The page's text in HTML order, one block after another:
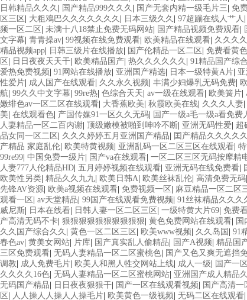
日韩精品久久久 | 国产精品999久久久 | 国产无套内精一级毛片三| 免
区三区| 大粗鳮巴久久久久久久久 | 日本三级久久 | 97超蹦在线人艹人 |
频一区二区| 未满十八18禁止免费无码网站| 国产精品视频免费观看|
文字幕| 青青操av| 99视频在线免费观看| 欧美精品在线观看| 久久久
精品视频app| 日韩三级片在线播放| 国产伦精品一区二区| 免费看黄
区| 日日夜夜天天干| 欧美精品国产| 热久久久久久久 | 91精品国产综
爱热免费视频| 91网站在线播放| 亚洲国产精选| 日本一级特黄A片|
性爱片| 成人国产在线观看| 久久永久视频| 丰满少妇爆乳无码免费|
航| 99久久中文字幕| 99re热| 色综合天天| av一级在线观看| 欧美簧片|
嫩绯色av一区二区在线观看| 大香蕉欧美| 秋霞欧美在线| 久久久人妻|
美| 在线观看色| 产国传媒91一区久久无码| 国产一级a毛一级a看免费
人妻精品一区二百内谢| 顶级嫩模被啪到呻吟不断| 亚洲无码性爱| 超
品女同一区二区| 久久久婷婷五月亚洲国产精品| 囯产精品久久久久
产精品 家庭乱伦| 欧美特黄视频| 亚洲乱码一区二区三区在线观看|
99re99| 中国免费一级片| 国产va在线观看| 一区二区三区无码按摩精
人妻777人伦精品HD| 五月婷婷视频在线观看| 亚洲无码在线免费看|
欧美性另类| 精品久久九九| 欧美日韩A| 欧美丝袜乱伦| 高清免费无码|
先锋AV资源| 欧美a视频在线观看| 免费视频一区| 麻豆精品一区二区
观看一区| av天堂精品| 99国产在线观看免费视频| 91丝袜精品久久久
威尼斯| 日本在线看| 日韩人妻一区二区三区| 一级特黄大片69| 免费
产高清无码不卡| 狠狠狠狠狠狠狠狠狠狠| 黄色免费网站在线观看| 国
久久国产综合久久 | 黄色一区二区三区| 欧美www视频| 久久岛国 | 91
春色av| 黄美女网站| 片库| 国产真实乱人偷精品| 国产A视频| 精品国
三区免费观看| 无码人妻精品一区二区蜜桃色| 国产又色又爽无遮挡
调教| 成人免费毛片| 欧美人和黑人牲交网站上线| 成人一级| 国产一
久久久久16色| 无码人妻精品一区二区蜜桃网站| 亚洲国产成人精品
无码国产精品| 日日夜夜狠狠干| 国产一区在线观看视频| 国产高清一
区| 人人操人人操人人操毛片| 欧美黄色一级视频| 无码二区在线观看|